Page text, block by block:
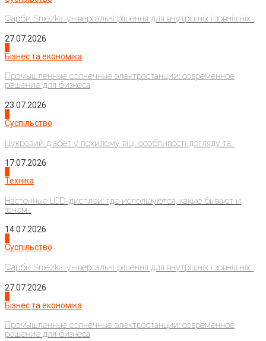
Фарби Sniezka: універсальні рішення для внутрішніх і зовнішніх...
27.07.2026
Бізнес та економіка
Промышленные солнечные электростанции: современное
решение для бизнеса
23.07.2026
Суспільство
Цукровий діабет у похилому віці: особливості догляду та...
17.07.2026
Техніка
Настенные LCD-дисплеи: где используются, какие бывают и
зачем...
14.07.2026
Суспільство
Фарби Sniezka: універсальні рішення для внутрішніх і зовнішніх...
27.07.2026
Бізнес та економіка
Промышленные солнечные электростанции: современное
решение для бизнеса